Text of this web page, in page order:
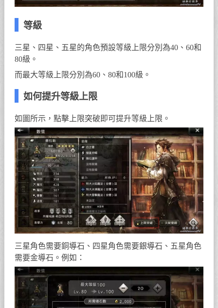
等級
三星、四星、五星的角色預設等級上限分別為40、60和
80級。
而最大等級上限分別為60、80和100級。
如何提升等級上限
如圖所示，點擊上限突破即可提升等級上限。
三星角色需要銅導石、四星角色需要銀導石、五星角色
需要金導石。例如：